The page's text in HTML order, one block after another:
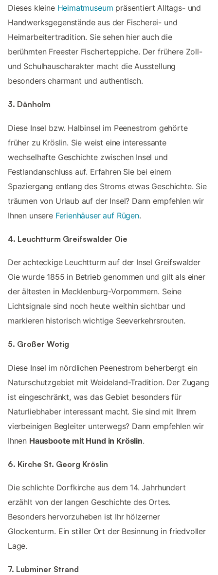
Dieses kleine Heimatmuseum präsentiert Alltags- und
Handwerksgegenstände aus der Fischerei- und
Heimarbeitertradition. Sie sehen hier auch die
berühmten Freester Fischerteppiche. Der frühere Zoll-
und Schulhauscharakter macht die Ausstellung
besonders charmant und authentisch.
3. Dänholm
Diese Insel bzw. Halbinsel im Peenestrom gehörte
früher zu Kröslin. Sie weist eine interessante
wechselhafte Geschichte zwischen Insel und
Festlandanschluss auf. Erfahren Sie bei einem
Spaziergang entlang des Stroms etwas Geschichte. Sie
träumen von Urlaub auf der Insel? Dann empfehlen wir
Ihnen unsere Ferienhäuser auf Rügen.
4. Leuchtturm Greifswalder Oie
Der achteckige Leuchtturm auf der Insel Greifswalder
Oie wurde 1855 in Betrieb genommen und gilt als einer
der ältesten in Mecklenburg-Vorpommern. Seine
Lichtsignale sind noch heute weithin sichtbar und
markieren historisch wichtige Seeverkehrsrouten.
5. Großer Wotig
Diese Insel im nördlichen Peenestrom beherbergt ein
Naturschutzgebiet mit Weideland-Tradition. Der Zugang
ist eingeschränkt, was das Gebiet besonders für
Naturliebhaber interessant macht. Sie sind mit Ihrem
vierbeinigen Begleiter unterwegs? Dann empfehlen wir
Ihnen Hausboote mit Hund in Kröslin.
6. Kirche St. Georg Kröslin
Die schlichte Dorfkirche aus dem 14. Jahrhundert
erzählt von der langen Geschichte des Ortes.
Besonders hervorzuheben ist Ihr hölzerner
Glockenturm. Ein stiller Ort der Besinnung in friedvoller
Lage.
7. Lubminer Strand